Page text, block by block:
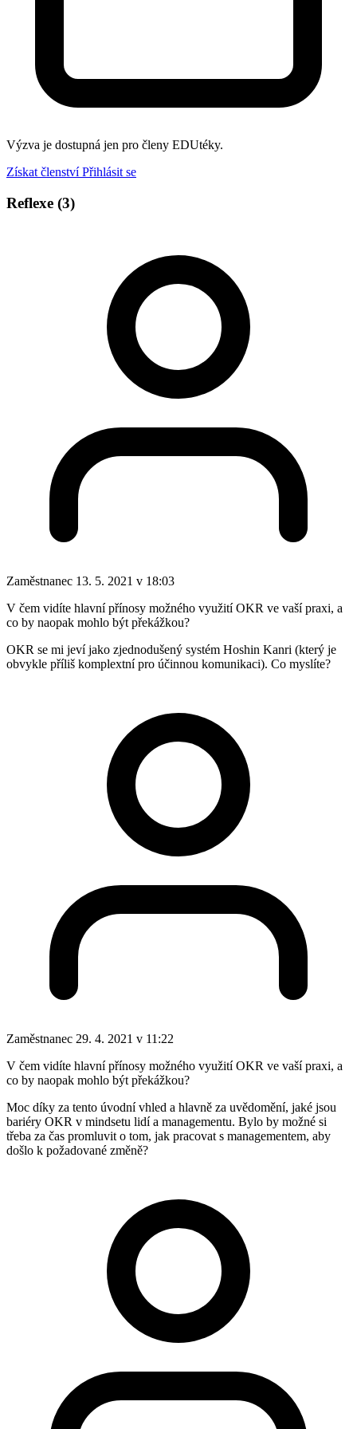
Výzva je dostupná jen pro členy EDUtéky.
Získat členstvíPřihlásit se
Reflexe (3)
Zaměstnanec 13. 5. 2021 v 18:03
V čem vidíte hlavní přínosy možného využití OKR ve vaší praxi, a
co by naopak mohlo být překážkou?
OKR se mi jeví jako zjednodušený systém Hoshin Kanri (který je
obvykle příliš komplextní pro účinnou komunikaci). Co myslíte?
Zaměstnanec 29. 4. 2021 v 11:22
V čem vidíte hlavní přínosy možného využití OKR ve vaší praxi, a
co by naopak mohlo být překážkou?
Moc díky za tento úvodní vhled a hlavně za uvědomění, jaké jsou
bariéry OKR v mindsetu lidí a managementu. Bylo by možné si
třeba za čas promluvit o tom, jak pracovat s managementem, aby
došlo k požadované změně?